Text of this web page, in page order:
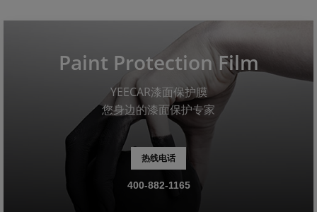
Paint Protection Film
YEECAR漆面保护膜
您身边的漆面保护专家
热线电话
400-882-1165